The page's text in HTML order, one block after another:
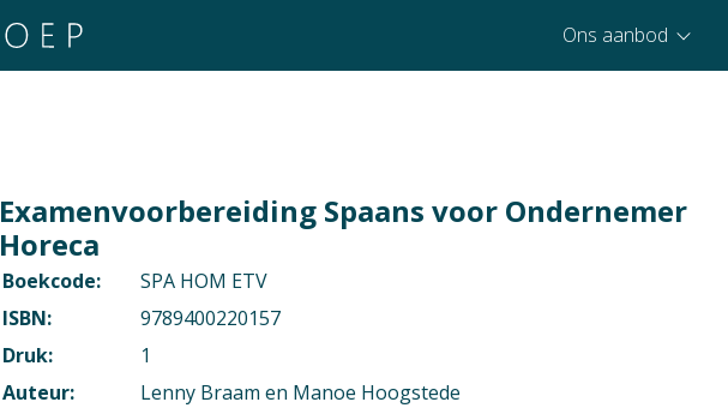
Ons aanbod
Examenvoorbereiding Spaans voor Ondernemer
Horeca
Boekcode:
SPA HOM ETV
ISBN:
9789400220157
Druk:
1
Auteur:
Lenny Braam en Manoe Hoogstede